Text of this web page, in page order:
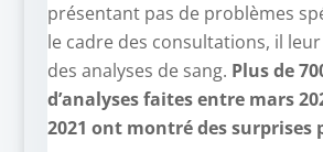
présentant pas de problèmes
le cadre des consultations, il
des analyses de sang. Plus de
d’analyses faites entre mars
2021 ont montré des surprises